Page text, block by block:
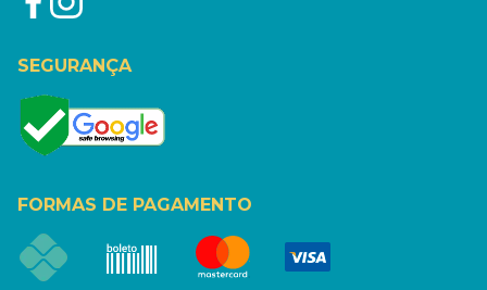
SEGURANÇA
FORMAS DE PAGAMENTO